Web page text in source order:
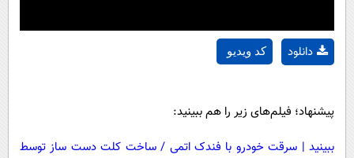
کد ویدیو دانلود
پیشنهاد؛ فیلم‌های زیر را هم ببینید:
ببینید | سرقت خودرو با فندک اتمی / ساخت کلت دست ساز توسط